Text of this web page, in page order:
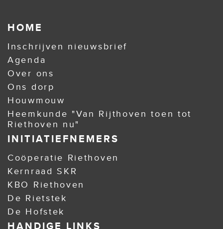
HOME
Inschrijven nieuwsbrief
Agenda
Over ons
Ons dorp
Houwmouw
Heemkunde "Van Rijthoven toen tot
Riethoven nu"
INITIATIEFNEMERS
Coöperatie Riethoven
Kernraad SKR
KBO Riethoven
De Rietstek
De Hofstek
HANDIGE LINKS